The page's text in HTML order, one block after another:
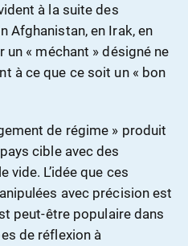
à la suite des
Afghanistan, en Irak, en
un « méchant » désigné ne
à ce que ce soit un « bon
de régime » produit
cible avec des
L’idée que ces
avec précision est
peut-être populaire dans
de réflexion à